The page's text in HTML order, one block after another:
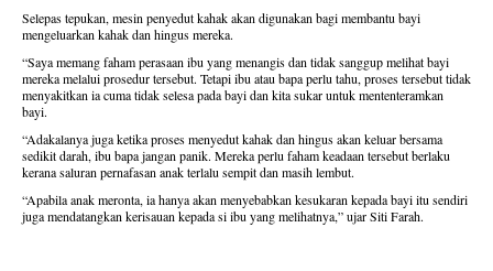
Selepas tepukan, mesin penyedut kahak akan digunakan bagi membantu bayi
mengeluarkan kahak dan hingus mereka.
“Saya memang faham perasaan ibu yang menangis dan tidak sanggup melihat bayi
mereka melalui prosedur tersebut. Tetapi ibu atau bapa perlu tahu, proses tersebut tidak
menyakitkan ia cuma tidak selesa pada bayi dan kita sukar untuk mententeramkan
bayi.
“Adakalanya juga ketika proses menyedut kahak dan hingus akan keluar bersama
sedikit darah, ibu bapa jangan panik. Mereka perlu faham keadaan tersebut berlaku
kerana saluran pernafasan anak terlalu sempit dan masih lembut.
“Apabila anak meronta, ia hanya akan menyebabkan kesukaran kepada bayi itu sendiri
juga mendatangkan kerisauan kepada si ibu yang melihatnya,” ujar Siti Farah.